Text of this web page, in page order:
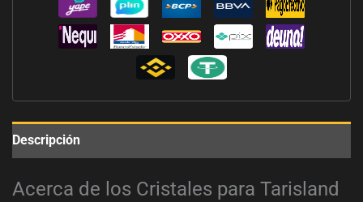
Descripción
Acerca de los Cristales para Tarisland